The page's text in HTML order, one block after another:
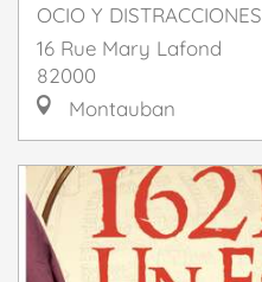
OCIO Y DISTRACCIONES
16 Rue Mary Lafond
82000
Montauban